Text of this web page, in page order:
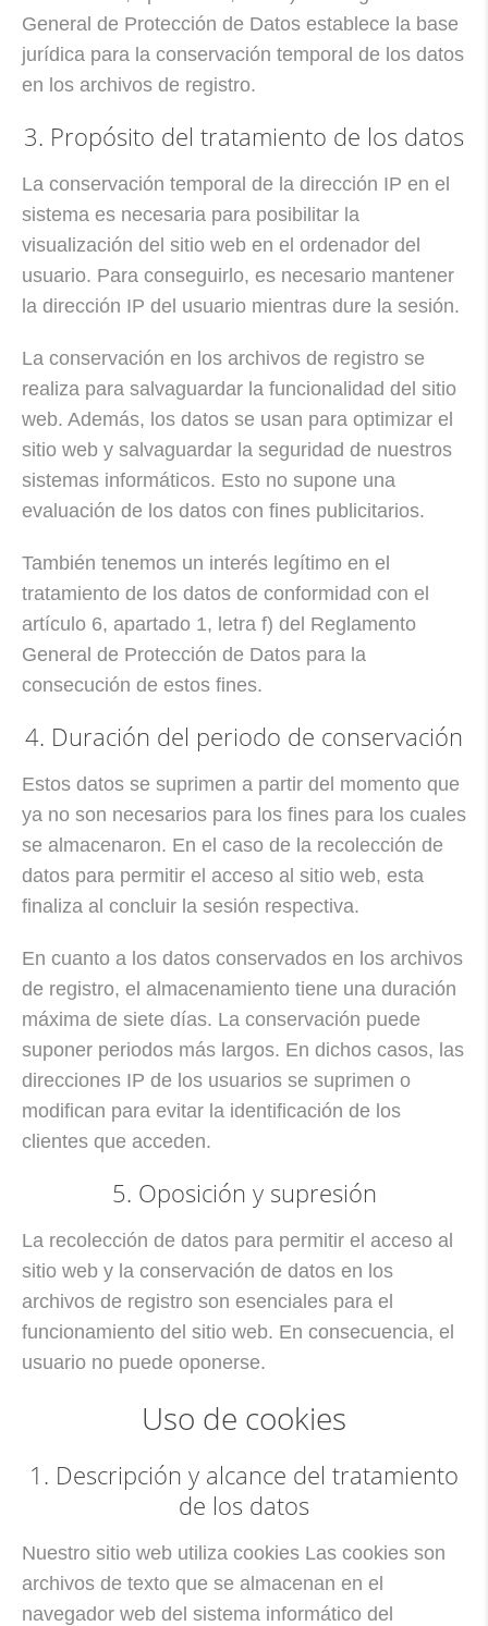
General de Protección de Datos establece la base
jurídica para la conservación temporal de los datos
en los archivos de registro.
3. Propósito del tratamiento de los datos
La conservación temporal de la dirección IP en el
sistema es necesaria para posibilitar la
visualización del sitio web en el ordenador del
usuario. Para conseguirlo, es necesario mantener
la dirección IP del usuario mientras dure la sesión.
La conservación en los archivos de registro se
realiza para salvaguardar la funcionalidad del sitio
web. Además, los datos se usan para optimizar el
sitio web y salvaguardar la seguridad de nuestros
sistemas informáticos. Esto no supone una
evaluación de los datos con fines publicitarios.
También tenemos un interés legítimo en el
tratamiento de los datos de conformidad con el
artículo 6, apartado 1, letra f) del Reglamento
General de Protección de Datos para la
consecución de estos fines.
4. Duración del periodo de conservación
Estos datos se suprimen a partir del momento que
ya no son necesarios para los fines para los cuales
se almacenaron. En el caso de la recolección de
datos para permitir el acceso al sitio web, esta
finaliza al concluir la sesión respectiva.
En cuanto a los datos conservados en los archivos
de registro, el almacenamiento tiene una duración
máxima de siete días. La conservación puede
suponer periodos más largos. En dichos casos, las
direcciones IP de los usuarios se suprimen o
modifican para evitar la identificación de los
clientes que acceden.
5. Oposición y supresión
La recolección de datos para permitir el acceso al
sitio web y la conservación de datos en los
archivos de registro son esenciales para el
funcionamiento del sitio web. En consecuencia, el
usuario no puede oponerse.
Uso de cookies
1. Descripción y alcance del tratamiento
de los datos
Nuestro sitio web utiliza cookies Las cookies son
archivos de texto que se almacenan en el
navegador web del sistema informático del